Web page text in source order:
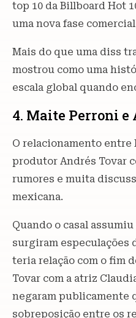
top 10 da Billboard Hot
uma nova fase
Mais do que uma diss
mostrou como uma
escala global quando
4. Maite Perroni e
O relacionamento entre
produtor Andrés Tovar
rumores e muita
mexicana.
Quando o casal assumiu
surgiram especulações
teria relação com o fim
Tovar com a atriz
negaram publicamente
sobreposição entre os